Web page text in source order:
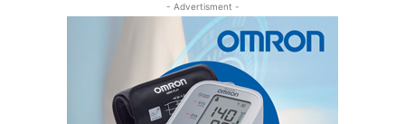
- Advertisment -